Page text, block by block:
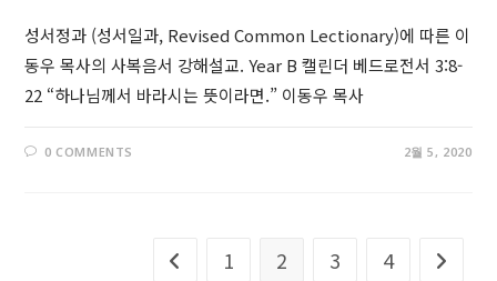
성서정과 (성서일과, Revised Common Lectionary)에 따른 이
동우 목사의 사복음서 강해설교. Year B 캘린더 베드로전서 3:8-
22 “하나님께서 바라시는 뜻이라면.” 이동우 목사
0 COMMENTS 2월 5, 2020
Go to the previous page
1 2 3 4 Go to